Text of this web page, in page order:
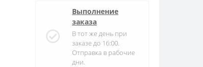
Выполнение
заказа
В тот же день при
заказе до 16:00.
Отправка в рабочие
дни.